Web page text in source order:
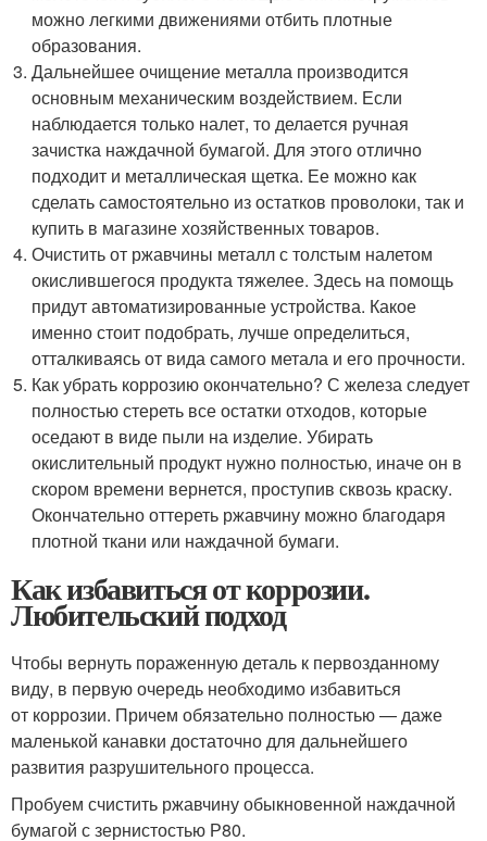
можно легкими движениями отбить плотные
образования.
Дальнейшее очищение металла производится
основным механическим воздействием. Если
наблюдается только налет, то делается ручная
зачистка наждачной бумагой. Для этого отлично
подходит и металлическая щетка. Ее можно как
сделать самостоятельно из остатков проволоки, так и
купить в магазине хозяйственных товаров.
Очистить от ржавчины металл с толстым налетом
окислившегося продукта тяжелее. Здесь на помощь
придут автоматизированные устройства. Какое
именно стоит подобрать, лучше определиться,
отталкиваясь от вида самого метала и его прочности.
Как убрать коррозию окончательно? С железа следует
полностью стереть все остатки отходов, которые
оседают в виде пыли на изделие. Убирать
окислительный продукт нужно полностью, иначе он в
скором времени вернется, проступив сквозь краску.
Окончательно оттереть ржавчину можно благодаря
плотной ткани или наждачной бумаги.
Как избавиться от коррозии.
Любительский подход
Чтобы вернуть пораженную деталь к первозданному
виду, в первую очередь необходимо избавиться
от коррозии. Причем обязательно полностью — даже
маленькой канавки достаточно для дальнейшего
развития разрушительного процесса.
Пробуем счистить ржавчину обыкновенной наждачной
бумагой с зернистостью Р80.